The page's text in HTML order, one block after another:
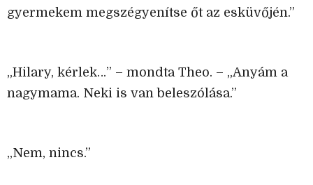
gyermekem megszégyenítse őt az esküvőjén.”
„Hilary, kérlek…” – mondta Theo. – „Anyám a
nagymama. Neki is van beleszólása.”
„Nem, nincs.”